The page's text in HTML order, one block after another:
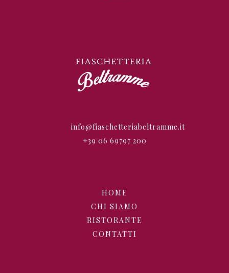
info@fiaschetteriabeltramme.it
+39 06 69797 200
HOME
CHI SIAMO
RISTORANTE
CONTATTI